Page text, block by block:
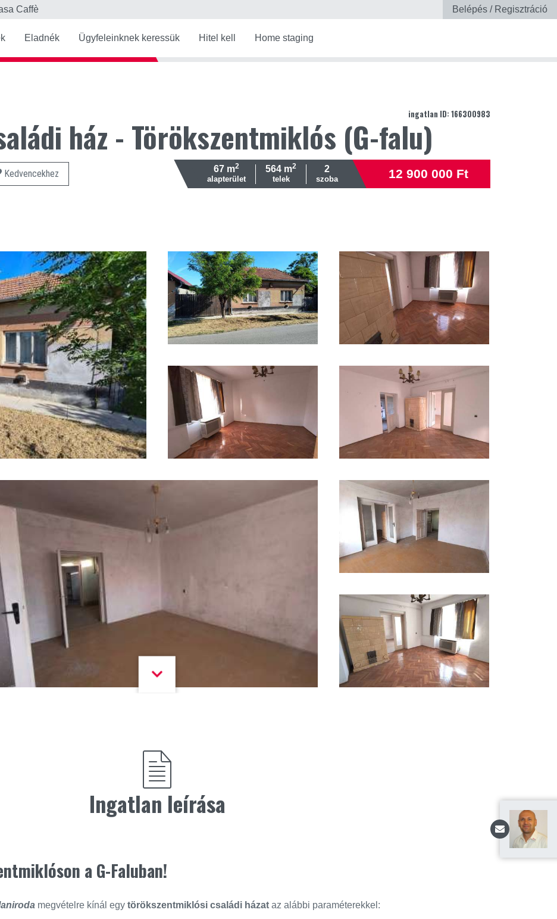
Caffè Belépés / Regisztráció
Eladnék Ügyfeleinknek keressük Hitel kell Home staging
ház - Törökszentmiklós (G-falu)
ingatlan ID: 166300983
Kedvencekhez 67 m2
alapterület
564 m2
telek
2
szoba 12 900 000 Ft
Ingatlan leírása
a G-Faluban!
megvételre kínál egy törökszentmiklósi családi házat az alábbi paraméterekkel:
Üzenet